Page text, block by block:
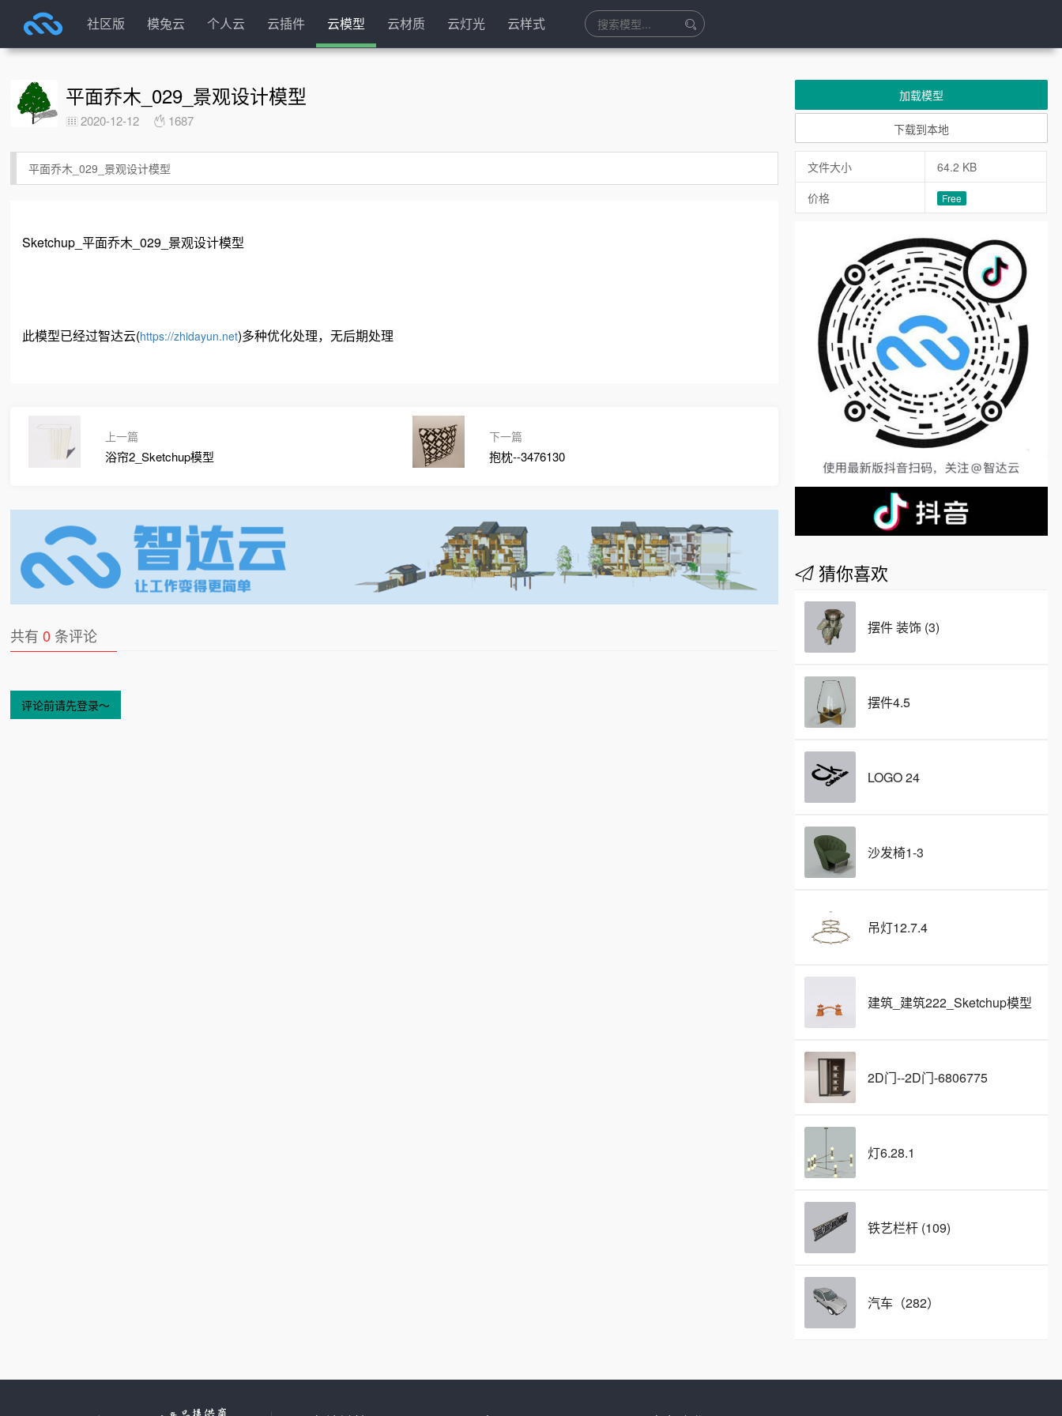
社区版 模兔云 个人云 云插件 云模型 云材质 云灯光 云样式
平面乔木_029_景观设计模型
2020-12-12 1687
平面乔木_029_景观设计模型
Sketchup_平面乔木_029_景观设计模型
此模型已经过智达云(https://zhidayun.net)多种优化处理，无后期处理
上一篇
浴帘2_Sketchup模型
下一篇
抱枕--3476130
共有0 条评论
加载模型
下载到本地
文件大小
64.2 KB
价格
Free
猜你喜欢
摆件 装饰 (3)
摆件4.5
LOGO 24
沙发椅1-3
吊灯12.7.4
建筑_建筑222_Sketchup模型
2D门--2D门-6806775
灯6.28.1
铁艺栏杆 (109)
汽车（282）